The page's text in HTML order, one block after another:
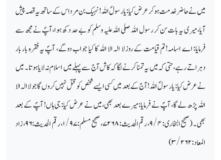
میں نے حاضر خدمت ہوکر عرض کیا: یارسولؐ اللہ! نہیک بن مرداس کے ساتھ یہ قصہ پیش
آیا، میری یہ بات سن کر رسول اللہ صلی اللہ علیہ وسلم کو بے حد دکھ ہوا، آپؐ نے مجھ سے
فرمایا: اے اسامہ! تم قیامت کے روز لا الہ الا اللہ کا کیا جواب دو گے، آپؐ یہ فقرہ بار بار
دہراتے رہے، حتی کہ میں یہ تمنا کرنے لگا کہ کاش آج سے پہلے میں اسلام نہ لایا ہوتا۔ میں
نے عرض کیا: یارسولؐ اللہ! آج کے بعد میں کسی ایسے شخص کو قتل نہیں کروں گا جو لا الہ الا
اللہ پڑھ لے گا، آپؐ نے فرمایا: میرے بعد بھی، میں نے عرض کیا: جی ہاں! آپؐ کے بعد
بھی۔ (صحیح البخاری:۹/۴، رقم الحدیث:۷۲۶۸، صحیح مسلم:۱/۹۷، رقم الحدیث:۹۶، زاد
المعاد:۳/۲۶۲)